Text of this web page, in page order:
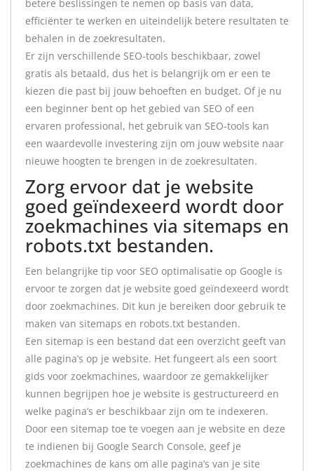
betere beslissingen te nemen op basis van data,
efficiënter te werken en uiteindelijk betere resultaten te
behalen in de zoekresultaten.
Er zijn verschillende SEO-tools beschikbaar, zowel
gratis als betaald, dus het is belangrijk om er een te
kiezen die past bij jouw behoeften en budget. Of je nu
een beginner bent op het gebied van SEO of een
ervaren professional, het gebruik van SEO-tools kan
een waardevolle investering zijn om jouw website naar
nieuwe hoogten te brengen in de zoekresultaten.
Zorg ervoor dat je website
goed geïndexeerd wordt door
zoekmachines via sitemaps en
robots.txt bestanden.
Een belangrijke tip voor SEO optimalisatie op Google is
ervoor te zorgen dat je website goed geïndexeerd wordt
door zoekmachines. Dit kun je bereiken door gebruik te
maken van sitemaps en robots.txt bestanden.
Een sitemap is een bestand dat een overzicht geeft van
alle pagina’s op je website. Het fungeert als een soort
gids voor zoekmachines, waardoor ze gemakkelijker
kunnen begrijpen hoe je website is gestructureerd en
welke pagina’s er beschikbaar zijn om te indexeren.
Door een sitemap toe te voegen aan je website en deze
te indienen bij Google Search Console, geef je
zoekmachines de kans om alle pagina’s van je site